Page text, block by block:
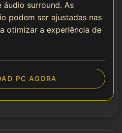
áudio surround. As
podem ser ajustadas nas
otimizar a experiência de
PC AGORA